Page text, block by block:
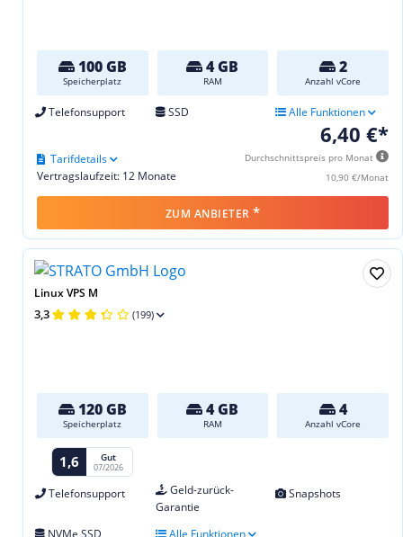
100 GB
Speicherplatz
4 GB
RAM
2
Anzahl vCore
Telefonsupport SSD Alle Funktionen
6,40 €*
Durchschnittspreis pro Monat
10,90 €/Monat
Vertragslaufzeit: 12 Monate
Tarifdetails
ZUM ANBIETER *
Linux VPS M
3,3 (199)
120 GB
Speicherplatz
4 GB
RAM
4
Anzahl vCore
1,6 Gut
07/2026
Telefonsupport
Geld-zurück-
Garantie
Snapshots